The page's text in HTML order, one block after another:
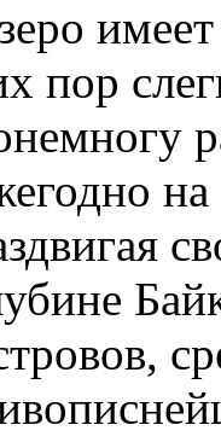
пор
на